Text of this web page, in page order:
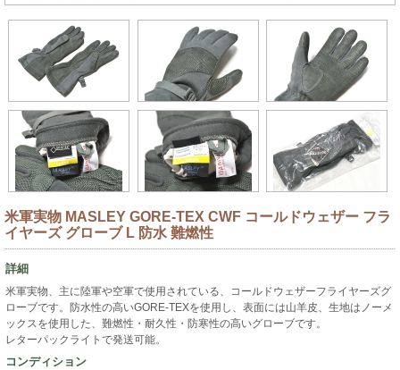
米軍実物 MASLEY GORE-TEX CWF コールドウェザー フラ
イヤーズ グローブ L 防水 難燃性
詳細
米軍実物、主に陸軍や空軍で使用されている、コールドウェザーフライヤーズグ
ローブです。防水性の高いGORE-TEXを使用し、表面には山羊皮、生地はノーメ
ックスを使用した、難燃性・耐久性・防寒性の高いグローブです。
レターパックライトで発送可能。
コンディション